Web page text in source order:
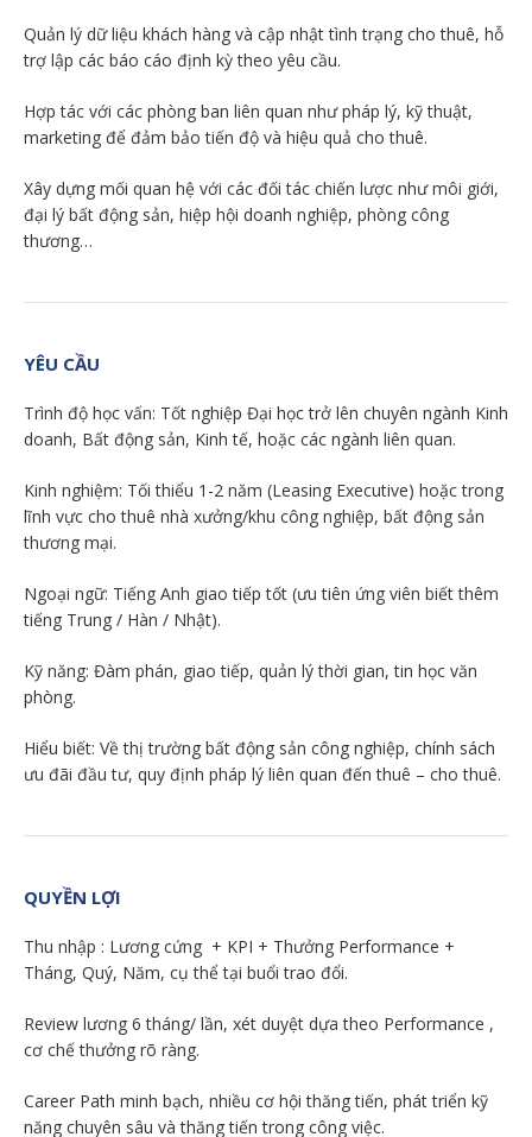
Quản lý dữ liệu khách hàng và cập nhật tình trạng cho thuê, hỗ
trợ lập các báo cáo định kỳ theo yêu cầu.
Hợp tác với các phòng ban liên quan như pháp lý, kỹ thuật,
marketing để đảm bảo tiến độ và hiệu quả cho thuê.
Xây dựng mối quan hệ với các đối tác chiến lược như môi giới,
đại lý bất động sản, hiệp hội doanh nghiệp, phòng công
thương…
YÊU CẦU
Trình độ học vấn: Tốt nghiệp Đại học trở lên chuyên ngành Kinh
doanh, Bất động sản, Kinh tế, hoặc các ngành liên quan.
Kinh nghiệm: Tối thiểu 1-2 năm (Leasing Executive) hoặc trong
lĩnh vực cho thuê nhà xưởng/khu công nghiệp, bất động sản
thương mại.
Ngoại ngữ: Tiếng Anh giao tiếp tốt (ưu tiên ứng viên biết thêm
tiếng Trung / Hàn / Nhật).
Kỹ năng: Đàm phán, giao tiếp, quản lý thời gian, tin học văn
phòng.
Hiểu biết: Về thị trường bất động sản công nghiệp, chính sách
ưu đãi đầu tư, quy định pháp lý liên quan đến thuê – cho thuê.
QUYỀN LỢI
Thu nhập : Lương cứng + KPI + Thưởng Performance +
Tháng, Quý, Năm, cụ thể tại buổi trao đổi.
Review lương 6 tháng/ lần, xét duyệt dựa theo Performance ,
cơ chế thưởng rõ ràng.
Career Path minh bạch, nhiều cơ hội thăng tiến, phát triển kỹ
năng chuyên sâu và thăng tiến trong công việc.